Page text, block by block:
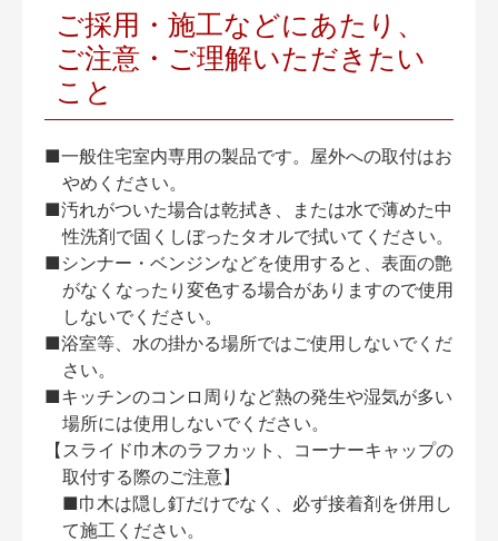
ご採用・施工などにあたり、
ご注意・ご理解いただきたい
こと
■一般住宅室内専用の製品です。屋外への取付はお
やめください。
■汚れがついた場合は乾拭き、または水で薄めた中
性洗剤で固くしぼったタオルで拭いてください。
■シンナー・ベンジンなどを使用すると、表面の艶
がなくなったり変色する場合がありますので使用
しないでください。
■浴室等、水の掛かる場所ではご使用しないでくだ
さい。
■キッチンのコンロ周りなど熱の発生や湿気が多い
場所には使用しないでください。
【スライド巾木のラフカット、コーナーキャップの
取付する際のご注意】
■巾木は隠し釘だけでなく、必ず接着剤を併用し
て施工ください。